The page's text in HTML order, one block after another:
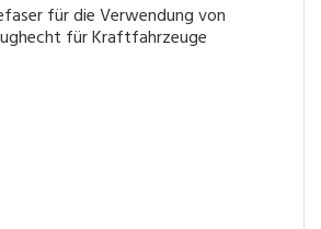
für die Verwendung von
für Kraftfahrzeuge